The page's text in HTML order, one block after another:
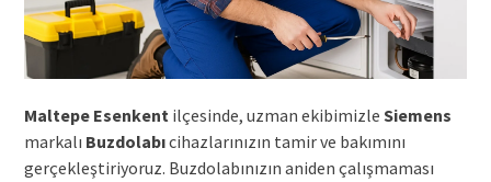
Maltepe Esenkentilçesinde, uzman ekibimizle Siemens
markalı Buzdolabıcihazlarınızın tamir ve bakımını
gerçekleştiriyoruz. Buzdolabınızın aniden çalışmaması